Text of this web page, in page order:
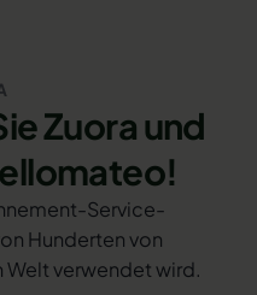
Zuora und
Service-
Hunderten von
Welt verwendet wird.